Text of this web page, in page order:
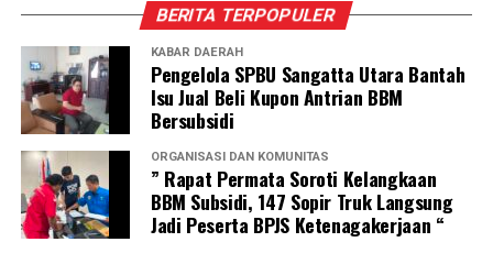
BERITA TERPOPULER
KABAR DAERAH
Pengelola SPBU Sangatta Utara Bantah
Isu Jual Beli Kupon Antrian BBM
Bersubsidi
ORGANISASI DAN KOMUNITAS
” Rapat Permata Soroti Kelangkaan
BBM Subsidi, 147 Sopir Truk Langsung
Jadi Peserta BPJS Ketenagakerjaan “